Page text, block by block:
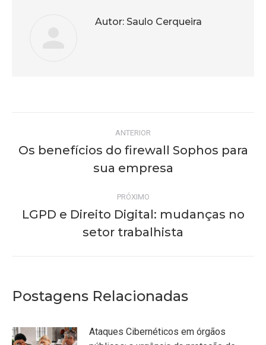
Autor: Saulo Cerqueira
Navegação
de
ANTERIOR
anterior:
Os benefícios do firewall Sophos para
sua empresa
PRÓXIMO
Próximo
post:
LGPD e Direito Digital: mudanças no
setor trabalhista
Postagens Relacionadas
Ataques Cibernéticos em órgãos